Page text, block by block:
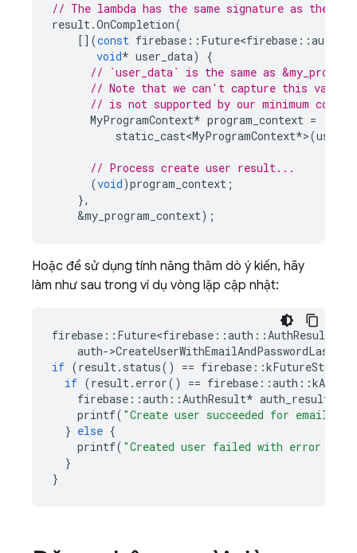
// The lambda has the same signature as the
result.OnCompletion(
[](const firebase :: Future<firebase ::auth
void* user_data)
{
// `user_data` is the same as
// Note that we can't capture this value
// is not supported by our minimum
MyProgramContext* program_context =
static_cast<MyProgramContext*>(
// Process create user result...
(void)program_context ;
},
&my_program_context);
Hoặc để sử dụng tính năng thăm dò ý kiến, hãy
làm như sau trong ví dụ vòng lặp cập nhật:
firebase :: Future<firebase ::auth ::AuthResult
auth->
if (result. status() == firebase ::
if (result. error() == firebase ::auth ::
firebase ::auth ::AuthResult* auth_result
printf( "Create user succeeded for email %s
} else {
printf( "Created user failed with error '%s'
}
}